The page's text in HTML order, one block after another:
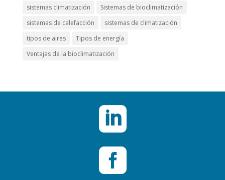
sistemas climatización
Sistemas de bioclimatización
sistemas de calefacción
sistemas de climatización
tipos de aires
Tipos de energía
Ventajas de la bioclimatización

